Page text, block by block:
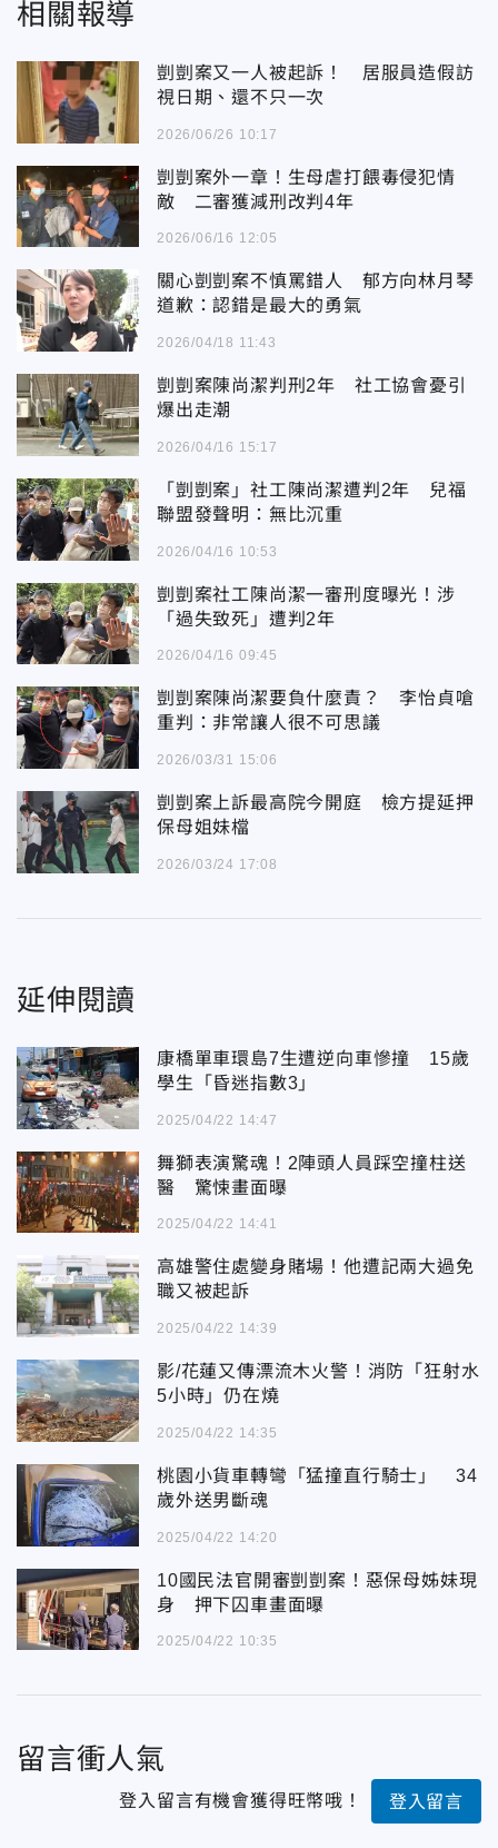
相關報導
剴剴案又一人被起訴！ 居服員造假訪
視日期、還不只一次
2026/06/26 10:17
剴剴案外一章！生母虐打餵毒侵犯情
敵 二審獲減刑改判4年
2026/06/16 12:05
關心剴剴案不慎罵錯人 郁方向林月琴
道歉：認錯是最大的勇氣
2026/04/18 11:43
剴剴案陳尚潔判刑2年 社工協會憂引
爆出走潮
2026/04/16 15:17
「剴剴案」社工陳尚潔遭判2年 兒福
聯盟發聲明：無比沉重
2026/04/16 10:53
剴剴案社工陳尚潔一審刑度曝光！涉
「過失致死」遭判2年
2026/04/16 09:45
剴剴案陳尚潔要負什麼責？ 李怡貞嗆
重判：非常讓人很不可思議
2026/03/31 15:06
剴剴案上訴最高院今開庭 檢方提延押
保母姐妹檔
2026/03/24 17:08
延伸閱讀
康橋單車環島7生遭逆向車慘撞 15歲
學生「昏迷指數3」
2025/04/22 14:47
舞獅表演驚魂！2陣頭人員踩空撞柱送
醫 驚悚畫面曝
2025/04/22 14:41
高雄警住處變身賭場！他遭記兩大過免
職又被起訴
2025/04/22 14:39
影/花蓮又傳漂流木火警！消防「狂射水
5小時」仍在燒
2025/04/22 14:35
桃園小貨車轉彎「猛撞直行騎士」 34
歲外送男斷魂
2025/04/22 14:20
10國民法官開審剴剴案！惡保母姊妹現
身 押下囚車畫面曝
2025/04/22 10:35
留言衝人氣
登入留言有機會獲得旺幣哦！ 登入留言